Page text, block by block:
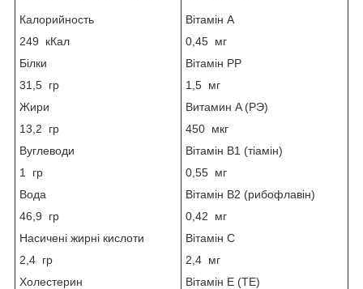
Калорийность
249 кКал
Білки
31,5 гр
Жири
13,2 гр
Вуглеводи
1 гр
Вода
46,9 гр
Насичені жирні кислоти
2,4 гр
Холестерин
Вітамін A
0,45 мг
Вітамін PP
1,5 мг
Витамин A (РЭ)
450 мкг
Вітамін B1 (тіамін)
0,55 мг
Вітамін B2 (рибофлавін)
0,42 мг
Вітамін C
2,4 мг
Вітамін E (ТЕ)